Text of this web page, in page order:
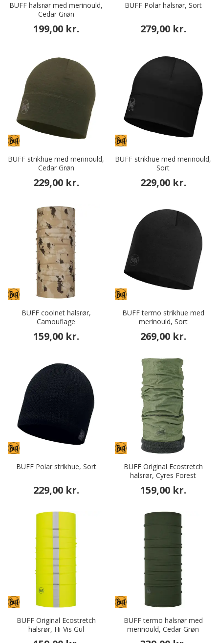
BUFF halsrør med merinould,
Cedar Grøn
199,00 kr.
BUFF Polar halsrør, Sort
279,00 kr.
BUFF strikhue med merinould,
Cedar Grøn
229,00 kr.
BUFF strikhue med merinould,
Sort
229,00 kr.
BUFF coolnet halsrør,
Camouflage
159,00 kr.
BUFF termo strikhue med
merinould, Sort
269,00 kr.
BUFF Polar strikhue, Sort
229,00 kr.
BUFF Original Ecostretch
halsrør, Cyres Forest
159,00 kr.
BUFF Original Ecostretch
halsrør, Hi-Vis Gul
BUFF termo halsrør med
merinould, Cedar Grøn